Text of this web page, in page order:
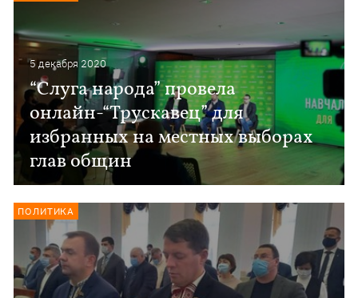
5 декабря 2020
“Слуга народа” провела
онлайн-“Трускавец” для
избранных на местных выборах
глав общин
ПОЛИТИКА